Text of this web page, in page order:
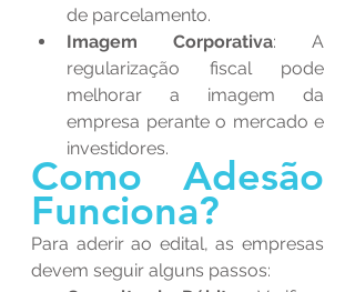
de parcelamento.
Imagem Corporativa: A
regularização fiscal pode
melhorar a imagem da
empresa perante o mercado e
investidores.
Como Adesão
Funciona?
Para aderir ao edital, as empresas
devem seguir alguns passos: